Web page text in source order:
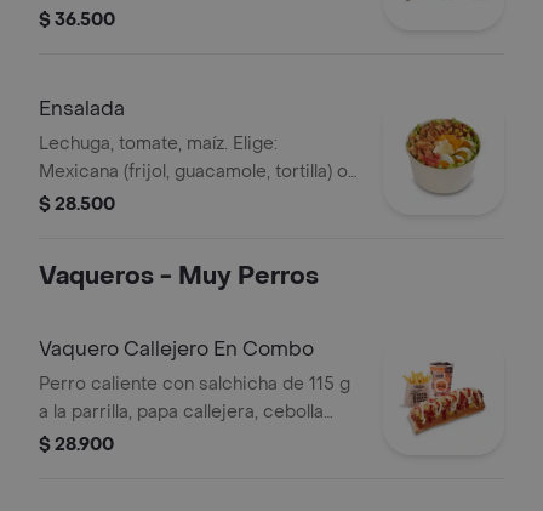
Campestre (quesos, huevo, pepinillos)
alimentos de origen animal) + papas
$ 36.500
Ensalada
Lechuga, tomate, maíz. Elige:
Mexicana (frijol, guacamole, tortilla) o
Campestre (quesos, huevo, pepinillos)
alimentos de origen animal)
$ 28.500
Vaqueros - Muy Perros
Vaquero Callejero En Combo
Perro caliente con salchicha de 115 g
a la parrilla, papa callejera, cebolla
picada, salsa blanca, salsa de tomate
$ 28.900